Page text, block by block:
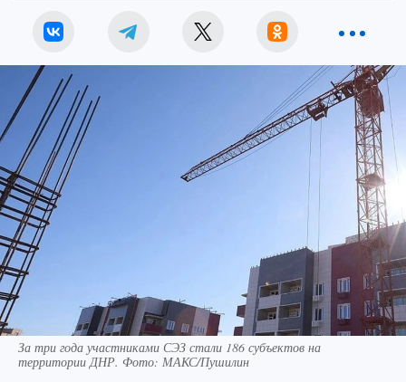
За три года участниками СЭЗ стали 186 субъектов на
территории ДНР. Фото: МАКС/Пушилин